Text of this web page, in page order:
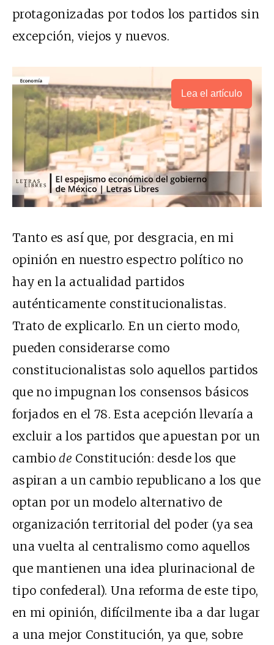
protagonizadas por todos los partidos sin
excepción, viejos y nuevos.
Lea el artículo
Tanto es así que, por desgracia, en mi
opinión en nuestro espectro político no
hay en la actualidad partidos
auténticamente constitucionalistas.
Trato de explicarlo. En un cierto modo,
pueden considerarse como
constitucionalistas solo aquellos partidos
que no impugnan los consensos básicos
forjados en el 78. Esta acepción llevaría a
excluir a los partidos que apuestan por un
cambiode Constitución: desde los que
aspiran a un cambio republicano a los que
optan por un modelo alternativo de
organización territorial del poder (ya sea
una vuelta al centralismo como aquellos
que mantienen una idea plurinacional de
tipo confederal). Una reforma de este tipo,
en mi opinión, difícilmente iba a dar lugar
a una mejor Constitución, ya que, sobre